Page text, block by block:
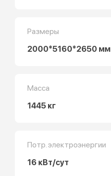
Размеры
2000*5160*2650 мм
Масса
1445 кг
Потр. электроэнергии
16 кВт/сут